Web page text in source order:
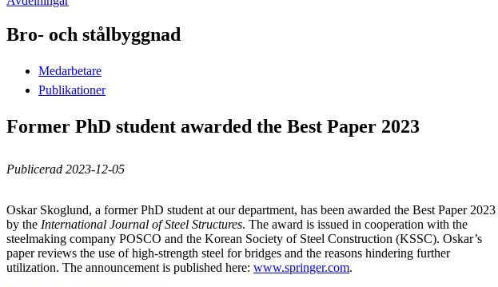
Bro- och stålbyggnad
Medarbetare
Publikationer
Former PhD student awarded the Best Paper 2023
Publicerad 2023-12-05
Oskar Skoglund, a former PhD student at our department, has been awarded the Best Paper 2023
by the International Journal of Steel Structures. The award is issued in cooperation with the
steelmaking company POSCO and the Korean Society of Steel Construction (KSSC). Oskar’s
paper reviews the use of high-strength steel for bridges and the reasons hindering further
utilization. The announcement is published here: www.springer.com.